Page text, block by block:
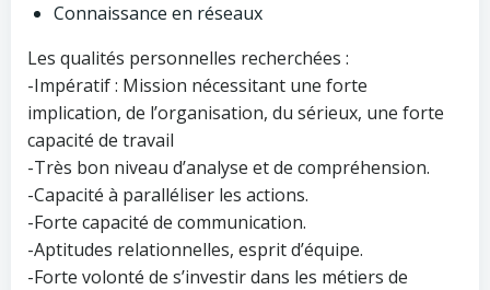
Connaissance en réseaux
Les qualités personnelles recherchées :
-Impératif : Mission nécessitant une forte
implication, de l’organisation, du sérieux, une forte
capacité de travail
-Très bon niveau d’analyse et de compréhension.
-Capacité à paralléliser les actions.
-Forte capacité de communication.
-Aptitudes relationnelles, esprit d’équipe.
-Forte volonté de s’investir dans les métiers de